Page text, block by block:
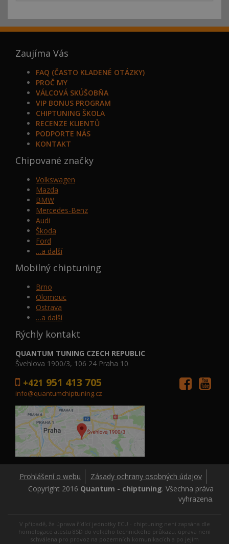
Zaujíma Vás
FAQ (ČASTO KLADENÉ OTÁZKY)
PROČ MY
VÁLCOVÁ SKÚŠOBŇA
VIP BONUS PROGRAM
CHIPTUNING ŠKOLA
RECENZE KLIENTŮ
PODPORTE NÁS
KONTAKT
Chipované značky
Volkswagen
Mazda
BMW
Mercedes-Benz
Audi
Škoda
Ford
…a další
Mobilný chiptuning
Brno
Olomouc
Ostrava
…a další
Rýchly kontakt
QUANTUM TUNING CZECH REPUBLIC
Švehlova 1900/3, 106 24 Praha 10
+421 951 413 705
info@quantumchiptuning.cz
Prohlášení o webu
Zásady ochrany osobných údajov
Copyright 2016 Quantum - chiptuning. Všechna práva
vyhrazena.
V případě, že úprava řídící jednotky ECU - chiptuning není zapsána dle
homologace atestu 8SD do velkého technického průkazu, úprava není
schválena pro provoz na pozemních komunikacích a po jejím